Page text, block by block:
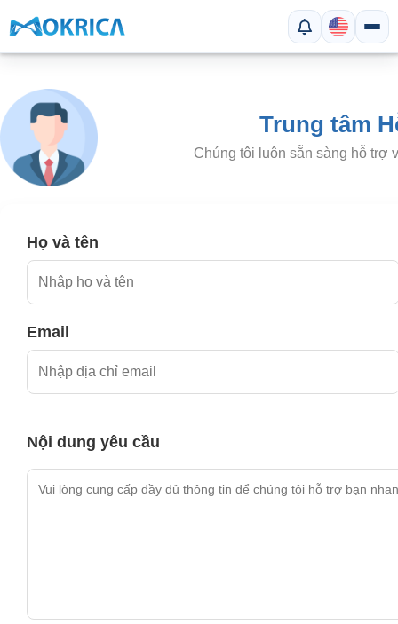
Trung tâm
Chúng tôi luôn sẵn sàng hỗ trợ
Họ và tên
Email
Nội dung yêu cầu